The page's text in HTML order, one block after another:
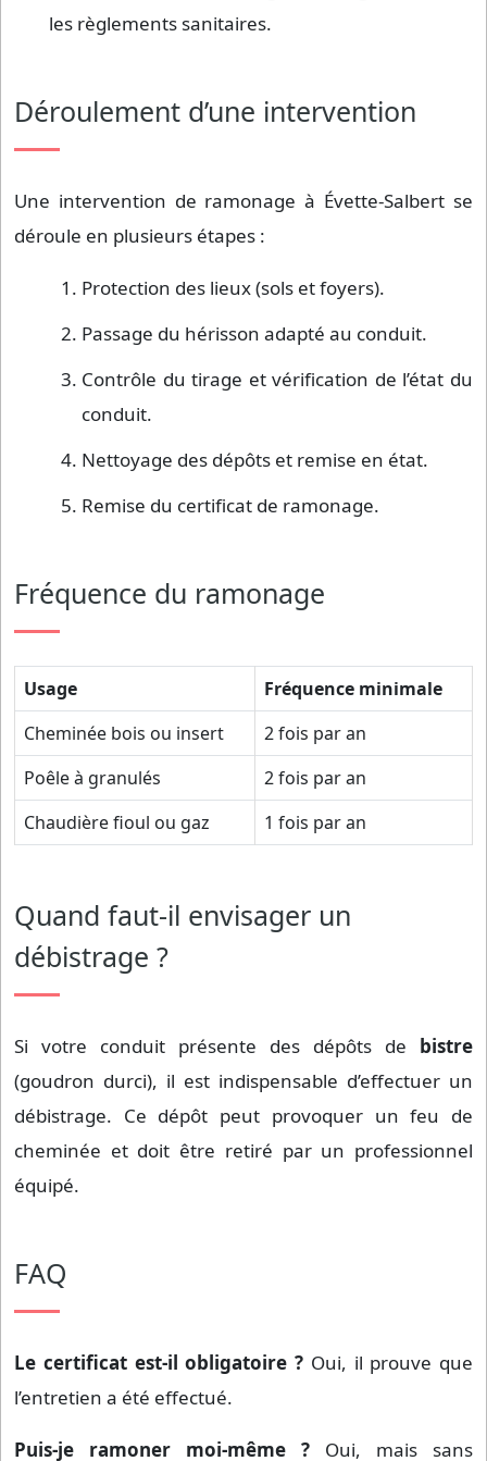
les règlements sanitaires.
Déroulement d’une intervention
Une intervention de ramonage à Évette-Salbert se
déroule en plusieurs étapes :
Protection des lieux (sols et foyers).
Passage du hérisson adapté au conduit.
Contrôle du tirage et vérification de l’état du
conduit.
Nettoyage des dépôts et remise en état.
Remise du certificat de ramonage.
Fréquence du ramonage
Usage
Fréquence minimale
Cheminée bois ou insert
2 fois par an
Poêle à granulés
2 fois par an
Chaudière fioul ou gaz
1 fois par an
Quand faut-il envisager un
débistrage ?
Si votre conduit présente des dépôts de bistre
(goudron durci), il est indispensable d’effectuer un
débistrage. Ce dépôt peut provoquer un feu de
cheminée et doit être retiré par un professionnel
équipé.
FAQ
Le certificat est-il obligatoire ? Oui, il prouve que
l’entretien a été effectué.
Puis-je ramoner moi-même ? Oui, mais sans